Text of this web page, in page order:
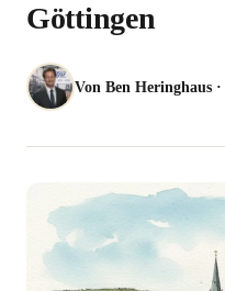
Göttingen
Von Ben Heringhaus ·